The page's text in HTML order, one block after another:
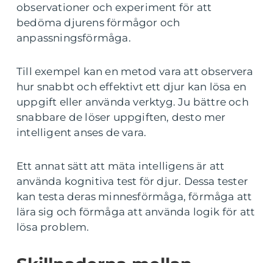
observationer och experiment för att
bedöma djurens förmågor och
anpassningsförmåga.
Till exempel kan en metod vara att observera
hur snabbt och effektivt ett djur kan lösa en
uppgift eller använda verktyg. Ju bättre och
snabbare de löser uppgiften, desto mer
intelligent anses de vara.
Ett annat sätt att mäta intelligens är att
använda kognitiva test för djur. Dessa tester
kan testa deras minnesförmåga, förmåga att
lära sig och förmåga att använda logik för att
lösa problem.